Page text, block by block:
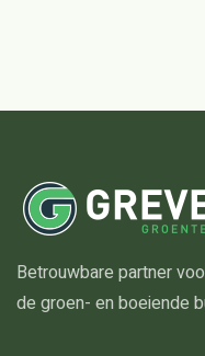
Betrouwbare partner
de groen- en boeiende